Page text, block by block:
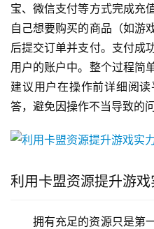
宝、微信支付等方式完成充
自己想要购买的商品（如游
后提交订单并支付。支付成
用户的账户中。整个过程简
建议用户在操作前详细阅
答，避免因操作不当导致的问
利用卡盟资源提升游戏
拥有充足的资源只是第